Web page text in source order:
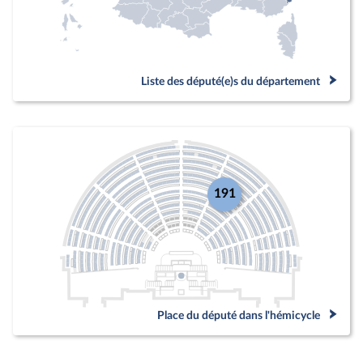
Liste des député(e)s du département
191
Place du député dans l'hémicycle